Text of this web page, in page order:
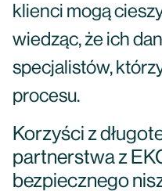
klienci mogą
wiedząc, że ich
specjalistów,
procesu.
Korzyści z
partnerstwa z
bezpiecznego